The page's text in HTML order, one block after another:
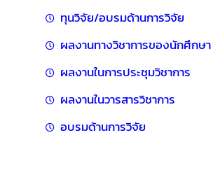
ทุนวิจัย/อบรมด้านการวิจัย
ผลงานทางวิชาการของนักศึกษา
ผลงานในการประชุมวิชาการ
ผลงานในวารสารวิชาการ
อบรมด้านการวิจัย